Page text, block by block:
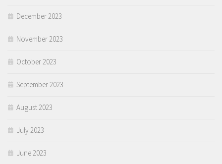
December 2023
November 2023
October 2023
September 2023
August 2023
July 2023
June 2023